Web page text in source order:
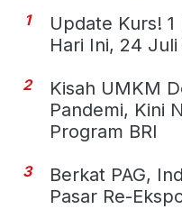
1
Update Kurs!
Hari Ini, 24 Juli
2
Kisah UMKM
Pandemi, Kini
Program BRI
3
Berkat PAG,
Pasar Re-